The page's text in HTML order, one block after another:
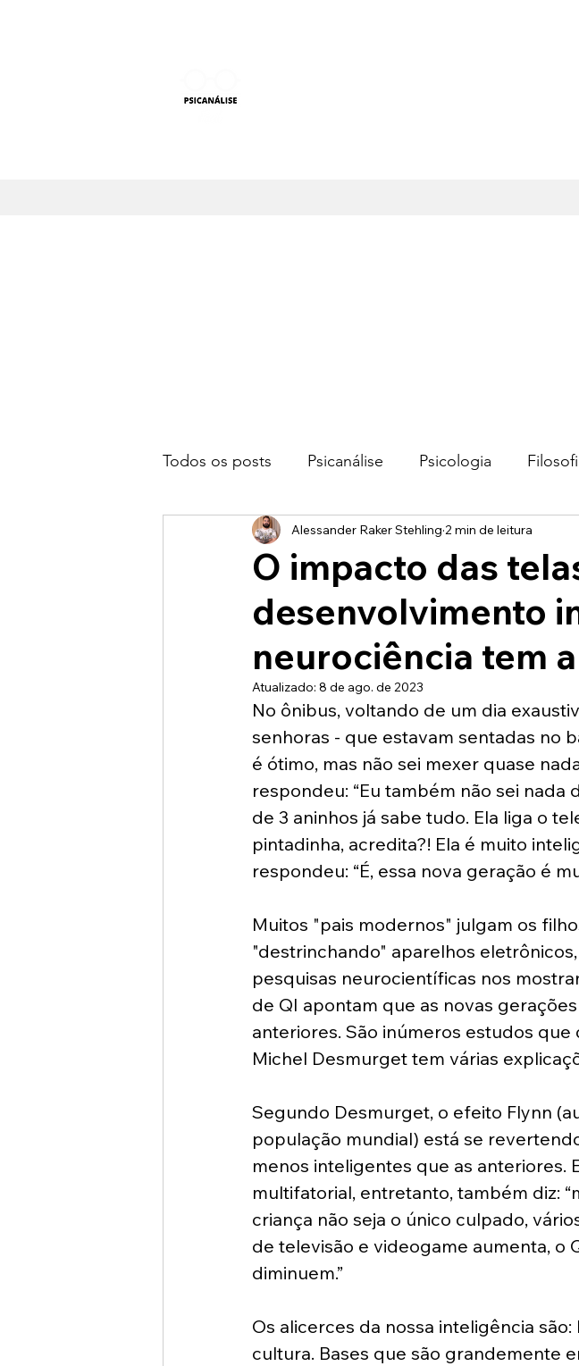
Todos os posts Psicanálise Psicologia
O impacto das
desenvolvimento
neurociência tem
Alessander Raker Stehling 2 min de leitura
Atualizado: 8 de ago. de 2023
No ônibus, voltando de um dia
senhoras - que estavam sentadas no
é ótimo, mas não sei mexer quase
respondeu: “Eu também não sei nada
de 3 aninhos já sabe tudo. Ela liga o
pintadinha, acredita?! Ela é muito
respondeu: “É, essa nova geração é
Muitos "pais modernos" julgam os
"destrinchando" aparelhos
pesquisas neurocientíficas nos
de QI apontam que as novas
anteriores. São inúmeros estudos
Michel Desmurget tem várias
Segundo Desmurget, o efeito Flynn
população mundial) está se
menos inteligentes que as anteriores.
multifatorial, entretanto, também diz:
criança não seja o único culpado,
de televisão e videogame aumenta, o
diminuem.”
Os alicerces da nossa inteligência
cultura. Bases que são grandemente